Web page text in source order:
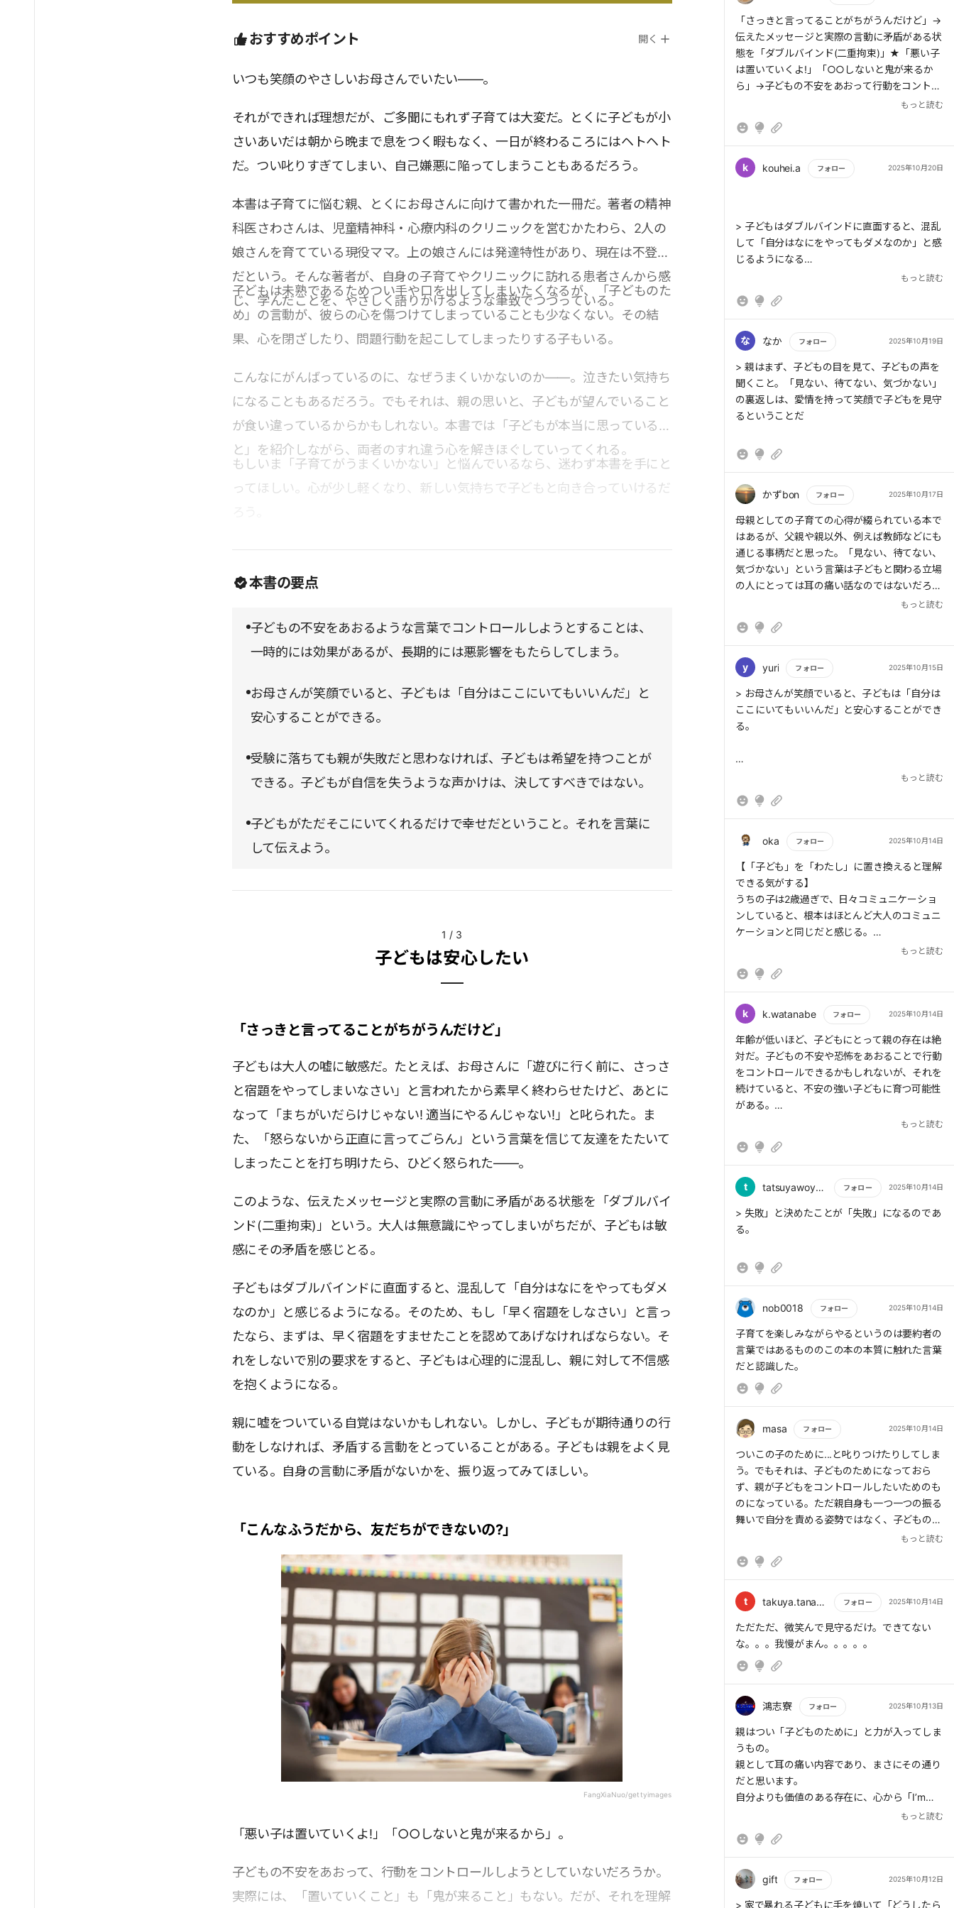
おすすめポイント 開く
いつも笑顔のやさしいお母さんでいたい――。
それができれば理想だが、ご多聞にもれず子育ては大変だ。とくに子どもが小
さいあいだは朝から晩まで息をつく暇もなく、一日が終わるころにはヘトヘト
だ。つい叱りすぎてしまい、自己嫌悪に陥ってしまうこともあるだろう。
本書は子育てに悩む親、とくにお母さんに向けて書かれた一冊だ。著者の精神
科医さわさんは、児童精神科・心療内科のクリニックを営むかたわら、2人の
娘さんを育てている現役ママ。上の娘さんには発達特性があり、現在は不登校
だという。そんな著者が、自身の子育てやクリニックに訪れる患者さんから感
じ、学んだことを、やさしく語りかけるような筆致でつづっている。
子どもは未熟であるためつい手や口を出してしまいたくなるが、「子どものた
め」の言動が、彼らの心を傷つけてしまっていることも少なくない。その結
果、心を閉ざしたり、問題行動を起こしてしまったりする子もいる。
こんなにがんばっているのに、なぜうまくいかないのか――。泣きたい気持ち
になることもあるだろう。でもそれは、親の思いと、子どもが望んでいること
が食い違っているからかもしれない。本書では「子どもが本当に思っているこ
と」を紹介しながら、両者のすれ違う心を解きほぐしていってくれる。
もしいま「子育てがうまくいかない」と悩んでいるなら、迷わず本書を手にと
ってほしい。心が少し軽くなり、新しい気持ちで子どもと向き合っていけるだ
本書の要点
子どもの不安をあおるような言葉でコントロールしようとすることは、
一時的には効果があるが、長期的には悪影響をもたらしてしまう。
お母さんが笑顔でいると、子どもは「自分はここにいてもいいんだ」と
安心することができる。
受験に落ちても親が失敗だと思わなければ、子どもは希望を持つことが
できる。子どもが自信を失うような声かけは、決してすべきではない。
子どもがただそこにいてくれるだけで幸せだということ。それを言葉に
して伝えよう。
1 / 3
子どもは安心したい
「さっきと言ってることがちがうんだけど」
子どもは大人の嘘に敏感だ。たとえば、お母さんに「遊びに行く前に、さっさ
と宿題をやってしまいなさい」と言われたから素早く終わらせたけど、あとに
なって「まちがいだらけじゃない! 適当にやるんじゃない!」と叱られた。ま
た、「怒らないから正直に言ってごらん」という言葉を信じて友達をたたいて
しまったことを打ち明けたら、ひどく怒られた――。
このような、伝えたメッセージと実際の言動に矛盾がある状態を「ダブルバイ
ンド(二重拘束)」という。大人は無意識にやってしまいがちだが、子どもは敏
感にその矛盾を感じとる。
子どもはダブルバインドに直面すると、混乱して「自分はなにをやってもダメ
なのか」と感じるようになる。そのため、もし「早く宿題をしなさい」と言っ
たなら、まずは、早く宿題をすませたことを認めてあげなければならない。そ
れをしないで別の要求をすると、子どもは心理的に混乱し、親に対して不信感
を抱くようになる。
親に嘘をついている自覚はないかもしれない。しかし、子どもが期待通りの行
動をしなければ、矛盾する言動をとっていることがある。子どもは親をよく見
ている。自身の言動に矛盾がないかを、振り返ってみてほしい。
「こんなふうだから、友だちができないの?」
FangXiaNuo/gettyimages
「悪い子は置いていくよ!」「○○しないと鬼が来るから」。
子どもの不安をあおって、行動をコントロールしようとしていないだろうか。
実際には、「置いていくこと」も「鬼が来ること」もない。だが、それを理解
> 日本人はこういう言葉をあまり口にしない。
「子どもの存在は大切だけど、そんなことは当
たり前で、言わなくても伝わっているはず」と
思っているのかもしれない。だが、子どもはそ
の“当たり前のこと”を言われると安心して、生
> 子どもの存在そのものを肯定して、ただそこ
い存在であると認識し、自分を肯定できるよう
になるのである。
> あるお母さんはこの話を聞いて、自分の子ど
もたちに「お母さんは、あなたたちが一番大事
だからね」となにげなく言った。すると子ども
たちは「え、そうなの? ほんとうに?」と驚
き、とてもうれしそうな顔をした。お母さんは
「こんなにうれしそうにするのか!」とびっく
りしたそうだ。
もっと読む
「さっきと言ってることがちがうんだけど」→
伝えたメッセージと実際の言動に矛盾がある状
態を「ダブルバインド(二重拘束)」★「悪い子
は置いていくよ!」「○○しないと鬼が来るか
ら」→子どもの不安をあおって行動をコントロ
ールする→一時的にはいいが不安の強い子に育
で」→できているこをとほめる・自分の言いた
伝える★子どもが成長するうえでもっとも大事
んにどうしてほしいか聞いたことはあります
か?」★
もっと読む
k kouhei.a フォロー 2025年10月20日
> 子どもはダブルバインドに直面すると、混乱
して「自分はなにをやってもダメなのか」と感
じるようになる
ントロールできるかもしれないが、それを続け
る。
> 子どもは親の思い通りに育つわけではない。
> 親の役割とは、子どもが自分の足で自分の人
生を選択していけるように育てること。それを
忘れてはならない。
> 「見ない、待てない、気づかない」の裏返し
いのだ。
> あなたを誇りに思う
> 子どもは自分自身がかけがえのない存在であ
ある。
もっと読む
な なか フォロー 2025年10月19日
もっと読む
> 親はまず、子どもの目を見て、子どもの声を
聞くこと。「見ない、待てない、気づかない」
の裏返しは、愛情を持って笑顔で子どもを見守
るということだ
かずbon フォロー 2025年10月17日
もっと読む
母親としての子育ての心得が綴られている本で
はあるが、父親や親以外、例えば教師などにも
通じる事柄だと思った。「見ない、待てない、
気づかない」という言葉は子どもと関わる立場
の人にとっては耳の痛い話なのではないだろう
か。最も近い距離にいて、絶対的な存在である
んと向き合う(見ている)、話してくれるまで、
として気づける、これは人と関わる上で大切な
もっと読む
y yuri フォロー 2025年10月15日
もっと読む
> お母さんが笑顔でいると、子どもは「自分は
ここにいてもいいんだ」と安心することができ
る。
子どもは希望を持つことができる。子どもが自
い。
> 子どもがただそこにいてくれるだけで幸せだ
ということ。それを言葉にして伝えよう。
もっと読む
oka フォロー 2025年10月14日
もっと読む
【「子ども」を「わたし」に置き換えると理解
できる気がする】
うちの子は2歳過ぎで、日々コミュニケーショ
ンしていると、根本はほとんど大人のコミュニ
ケーションと同じだと感じる。
かることが多い気がする。
要約の「子どもは安心したい」「子どもは自立
であるわたしは安心したいし、自立したいし、
信じてほしい」と置き換えるとよくわかる。
不安を煽って行動をコントロールするのはNG
という例も、上司に「減給するよ」とか脅され
られたらまたやりたくなる。
上司がご機嫌で、自分の存在を認めてくれて、
話を聞こうとしてくれるなら、安心してハッピ
仕事も育児も人間関係という意味ではほぼ一
もっと読む
k k.watanabe フォロー 2025年10月14日
もっと読む
年齢が低いほど、子どもにとって親の存在は絶
対だ。子どもの不安や恐怖をあおることで行動
をコントロールできるかもしれないが、それを
続けていると、不安の強い子どもに育つ可能性
がある。
→これはやってしまいがちだ、年齢が低いから
う。
もっと読む
t tatsuyawoyoroshiku フォロー 2025年10月14日
もっと読む
> 失敗」と決めたことが「失敗」になるのであ
る。
nob0018 フォロー 2025年10月14日
もっと読む
子育てを楽しみながらやるというのは要約者の
言葉ではあるもののこの本の本質に触れた言葉
masa フォロー 2025年10月14日
もっと読む
ついこの子のために...と叱りつけたりしてしま
う。でもそれは、子どものためになっておら
ず、親が子どもをコントロールしたいためのも
のになっている。ただ親自身も一つ一つの振る
舞いで自分を責める姿勢ではなく、子どものあ
りのままを信じて見守るという大きな気持ちを
持ちを持ちたいと思った。
もっと読む
t takuya.tanaka1976 フォロー 2025年10月14日
もっと読む
ただただ、微笑んで見守るだけ。できてない
鴻志寮 フォロー 2025年10月13日
もっと読む
親はつい「子どものために」と力が入ってしま
うもの。
親として耳の痛い内容であり、まさにその通り
だと思います。
自分よりも価値のある存在に、心から「I’m
proud of you（あなたを誇りに思う）」 と言
もっと読む
gift フォロー 2025年10月12日
> 家で暴れる子どもに手を焼いて「どうしたら